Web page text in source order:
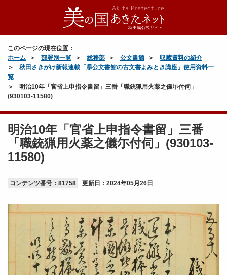
このページの現在位置：
ホーム
部署別一覧 総務部 公文書館
収蔵資料の紹介
秋田さきがけ新報連載「県公文書館の古文書よみとき講座」使用資料一
覧
明治10年「官省上申指令書留」三番「職銃猟用火薬之儀尓付伺」
(930103-11580)
明治10年「官省上申指令書留」三番
「職銃猟用火薬之儀尓付伺」(930103-
11580)
コンテンツ番号：81758 更新日： 2024年05月26日